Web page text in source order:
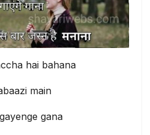
hai bahana
main
gana